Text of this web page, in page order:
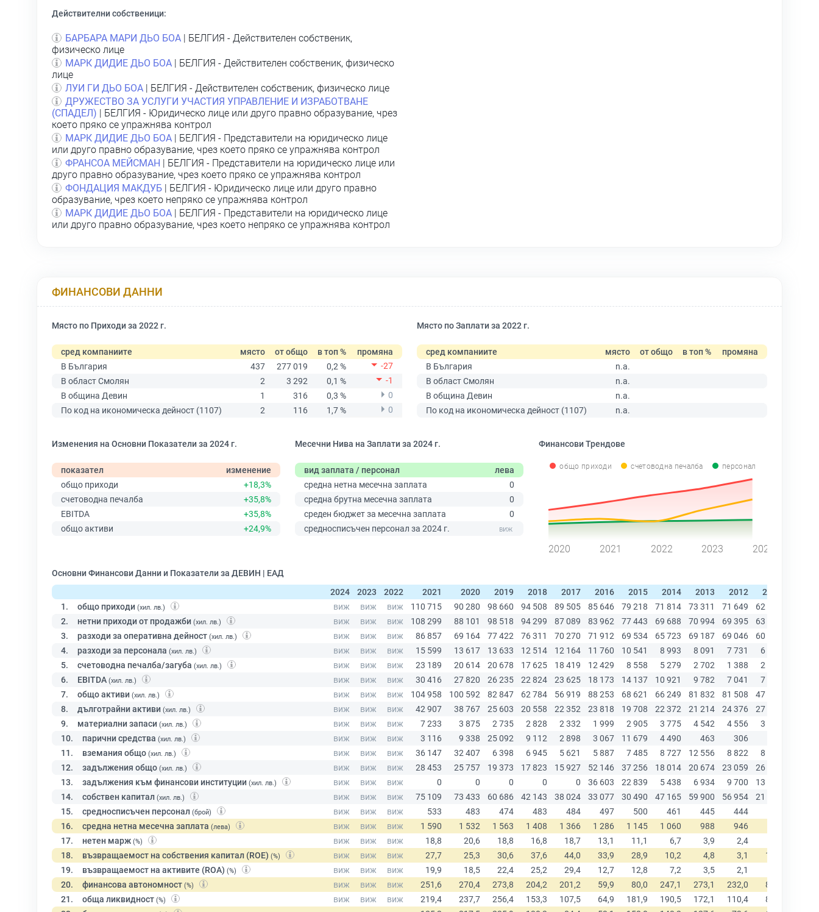
Действителни собственици:
БАРБАРА МАРИ ДЬО БОА | БЕЛГИЯ - Действителен собственик,
физическо лице
МАРК ДИДИЕ ДЬО БОА | БЕЛГИЯ - Действителен собственик, физическо
лице
ЛУИ ГИ ДЬО БОА | БЕЛГИЯ - Действителен собственик, физическо лице
ДРУЖЕСТВО ЗА УСЛУГИ УЧАСТИЯ УПРАВЛЕНИЕ И ИЗРАБОТВАНЕ
(СПАДЕЛ) | БЕЛГИЯ - Юридическо лице или друго правно образувание, чрез
което пряко се упражнява контрол
МАРК ДИДИЕ ДЬО БОА | БЕЛГИЯ - Представители на юридическо лице
или друго правно образувание, чрез което пряко се упражнява контрол
ФРАНСОА МЕЙСМАН | БЕЛГИЯ - Представители на юридическо лице или
друго правно образувание, чрез което пряко се упражнява контрол
ФОНДАЦИЯ МАКДУБ | БЕЛГИЯ - Юридическо лице или друго правно
образувание, чрез което непряко се упражнява контрол
МАРК ДИДИЕ ДЬО БОА | БЕЛГИЯ - Представители на юридическо лице
или друго правно образувание, чрез което непряко се упражнява контрол
ФИНАНСОВИ ДАННИ
Място по Приходи за 2022 г.
сред компаниите място от общо в топ %
промяна
В България
437 277 019 0,2 %
-27
В област Смолян
2 3 292 0,1 %
-1
В община Девин
1 316 0,3 %
0
По код на икономическа дейност (1107)
2 116 1,7 % 0
Място по Заплати за 2022 г.
сред компаниите място от общо в топ %
промяна
В България
n.a.
В област Смолян
n.a.
В община Девин
n.a.
По код на икономическа дейност (1107)
n.a.
Изменения на Основни Показатели за 2024 г.
показател
изменение
общо приходи
+18,3%
счетоводна печалба
+35,8%
EBITDA
+35,8%
общо активи
+24,9%
Месечни Нива на Заплати за 2024 г.
вид заплата / персонал
лева
средна нетна месечна заплата
0
средна брутна месечна заплата
0
среден бюджет за месечна заплата
0
средносписъчен персонал за 2024 г.
Финансови Трендове
общо приходи счетоводна печалба персонал
2020 2021 2022 2023 2024
Основни Финансови Данни и Показатели за ДЕВИН | ЕАД
2024
2023 2022 2021 2020 2019 2018 2017 2016 2015 2014 2013 2012 2011
1.
общо приходи (хил. лв.)
2. нетни приходи от продажби (хил. лв.)
3. разходи за оперативна дейност (хил. лв.)
4. разходи за персонала (хил. лв.)
5. счетоводна печалба/загуба (хил. лв.)
6. EBITDA (хил. лв.)
7. общо активи (хил. лв.)
8. дълготрайни активи (хил. лв.)
9. материални запаси (хил. лв.)
10. парични средства (хил. лв.)
11. вземания общо (хил. лв.)
12. задължения общо (хил. лв.)
13. задължения към финансови институции (хил. лв.)
14. собствен капитал (хил. лв.)
15. средносписъчен персонал (брой)
16. средна нетна месечна заплата (лева)
17. нетен марж (%)
18. възвращаемост на собствения капитал (ROE) (%)
19. възвращаемост на активите (ROA) (%)
20. финансова автономност (%)
21. обща ликвидност (%)